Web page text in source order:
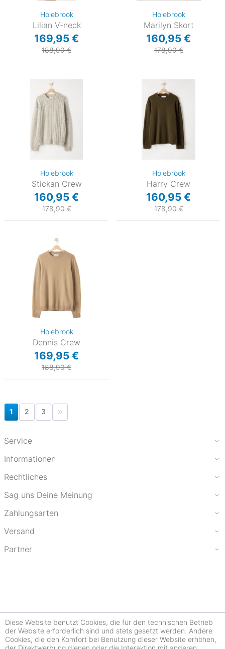
Holebrook
Lilian V-neck
169,95 €
188,90 €
Holebrook
Marilyn Skort
160,95 €
178,90 €
Holebrook
Stickan Crew
160,95 €
178,90 €
Holebrook
Harry Crew
160,95 €
178,90 €
Holebrook
Dennis Crew
169,95 €
188,90 €
1 2 3
Service
Informationen
Rechtliches
Sag uns Deine Meinung
Zahlungsarten
Versand
Partner
Diese Website benutzt Cookies, die für den technischen Betrieb
der Website erforderlich sind und stets gesetzt werden. Andere
Cookies, die den Komfort bei Benutzung dieser Website erhöhen,